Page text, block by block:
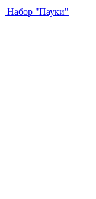
Набор "Пауки"